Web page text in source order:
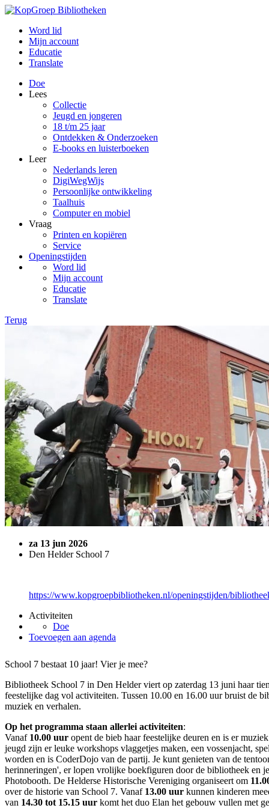
Word lid
Mijn account
Educatie
Translate
Doe
Lees
Collectie
Jeugd en jongeren
18 t/m 25 jaar
Ontdekken & Onderzoeken
E-books en luisterboeken
Leer
Nederlands leren
DigiWegWijs
Persoonlijke ontwikkeling
Taalhuis
Computer en mobiel
Vraag
Printen en kopiëren
Service
Openingstijden
Word lid
Mijn account
Educatie
Translate
Terug
za 13 jun 2026
Den Helder School 7
https://www.kopgroepbibliotheken.nl/openingstijden/
Activiteiten
Doe
Toevoegen aan agenda
School 7 bestaat 10 jaar! Vier je mee?
Bibliotheek School 7 in Den Helder viert op zaterdag 13 juni haar
feestelijke dag vol activiteiten. Tussen 10.00 en 16.00 uur bruist de
muziek en verhalen.
Op het programma staan allerlei activiteiten:
Vanaf 10.00 uur opent de bieb haar feestelijke deuren en is er
jeugd zijn er leuke workshops vlaggetjes maken, een vossenjacht,
worden en is CoderDojo van de partij. Je kunt genieten van de
herinneringen', er lopen vrolijke boekfiguren door de bibliotheek en
Photobooth. De Helderse Historische Vereniging organiseert om
over de historie van School 7. Vanaf 13.00 uur kunnen kinderen
van 14.30 tot 15.15 uur komt het duo Elan het gebouw vullen met